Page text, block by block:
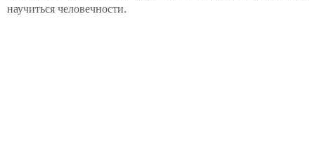
научиться человечности.